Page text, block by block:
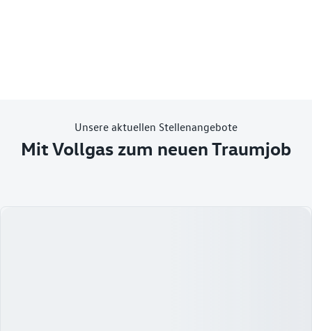
Unsere aktuellen Stellenangebote
Mit Vollgas zum neuen Traumjob